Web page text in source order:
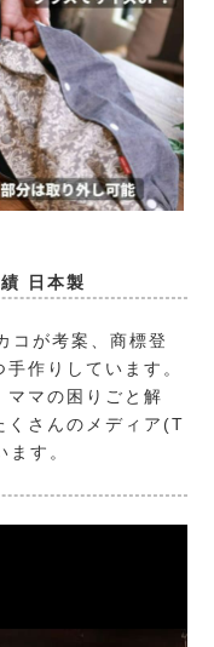
日本製
コが考案、商標登
作りしています。
ママの困りごと解
くさんのメディア(T
す。